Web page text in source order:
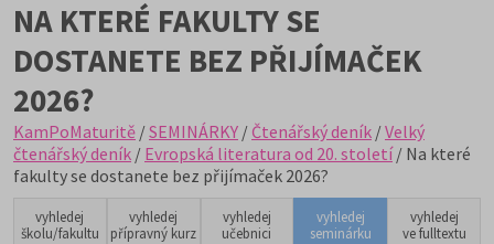
NA KTERÉ FAKULTY SE
DOSTANETE BEZ PŘIJÍMAČEK
2026?
KamPoMaturitě /SEMINÁRKY / Čtenářský deník /Velký
čtenářský deník / Evropská literatura od 20. století/ Na které
fakulty se dostanete bez přijímaček 2026?
vyhledej
školu/fakultu
vyhledej
přípravný kurz
vyhledej
učebnici
vyhledej
seminárku
vyhledej
ve fulltextu